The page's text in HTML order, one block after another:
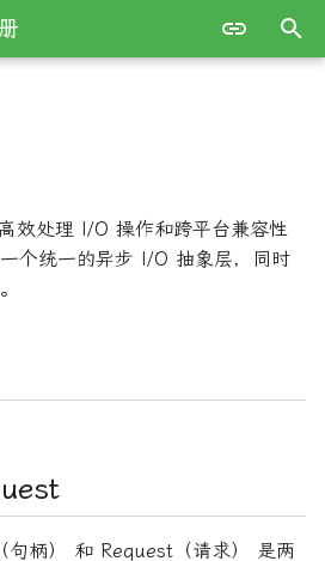
区别
效处理 I/O 操作和跨平台兼容性
个统一的异步 I/O 抽象层，同时
柄） 和 Request（请求） 是两